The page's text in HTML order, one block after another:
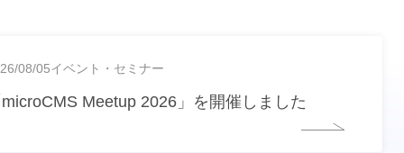
08/05イベント・セミナー
Meetup 2026」を開催しました